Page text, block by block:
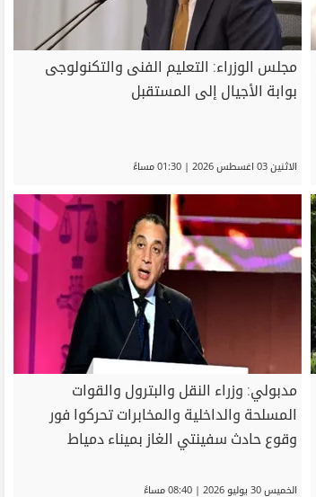
مجلس الوزراء: التعليم الفنى والتكنولوجى
بوابة الأجيال إلى المستقبل
الاثنين 03 اغسطس 2026 | 01:30 مساءً
مدبولي: وزراء النقل والبترول والقوات
المسلحة والداخلية والمخابرات تحركوا فور
وقوع حادث سفينتي الغاز بميناء دمياط
الخميس 30 يوليو 2026 | 08:40 مساءً